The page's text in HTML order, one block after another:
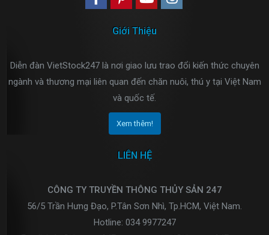
Giới Thiệu
Diễn đàn VietStock247 là nơi giao lưu trao đổi kiến thức chuyên
ngành và thương mại liên quan đến chăn nuôi, thú y tại Việt Nam
và quốc tế.
Xem thêm!
LIÊN HỆ
CÔNG TY TRUYỀN THÔNG THỦY SẢN 247
56/5 Trần Hưng Đạo, P.Tân Sơn Nhì, Tp.HCM, Việt Nam.
Hotline: 034 9977247